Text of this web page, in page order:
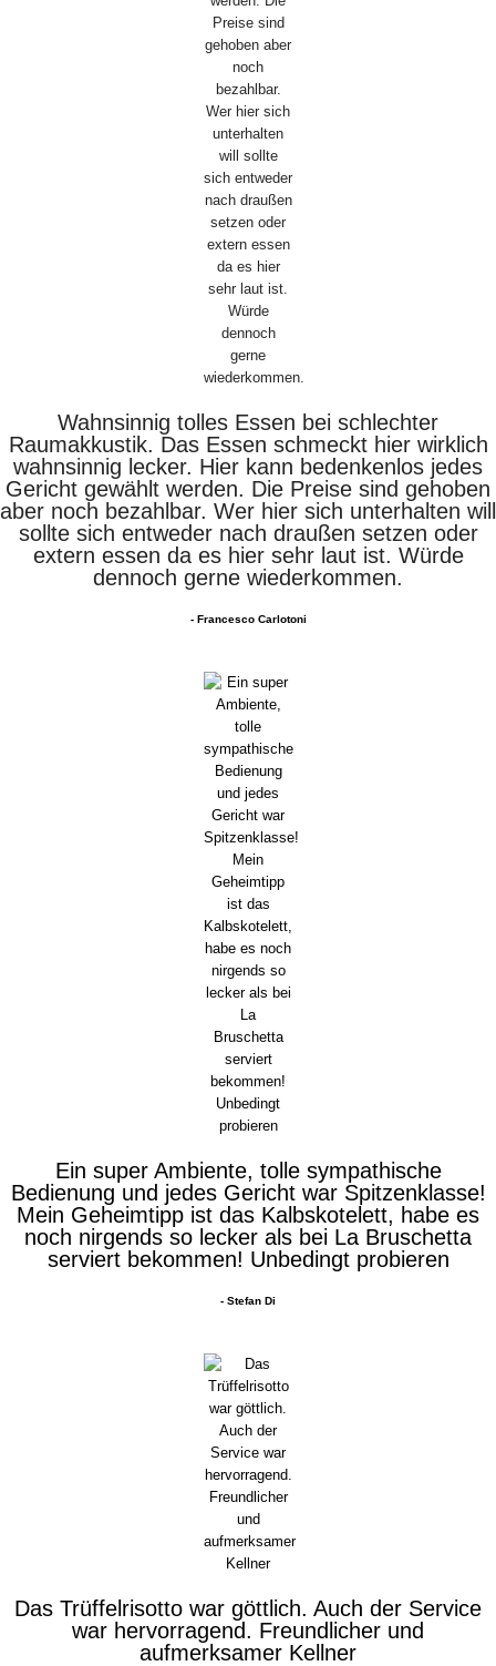
Wahnsinnig tolles Essen bei schlechter
Raumakkustik. Das Essen schmeckt hier wirklich
wahnsinnig lecker. Hier kann bedenkenlos jedes
Gericht gewählt werden. Die Preise sind gehoben
aber noch bezahlbar. Wer hier sich unterhalten will
sollte sich entweder nach draußen setzen oder
extern essen da es hier sehr laut ist. Würde
dennoch gerne wiederkommen.
- Francesco Carlotoni
Ein super Ambiente, tolle sympathische
Bedienung und jedes Gericht war Spitzenklasse!
Mein Geheimtipp ist das Kalbskotelett, habe es
noch nirgends so lecker als bei La Bruschetta
serviert bekommen! Unbedingt probieren
- Stefan Di
Das Trüffelrisotto war göttlich. Auch der Service
war hervorragend. Freundlicher und
aufmerksamer Kellner